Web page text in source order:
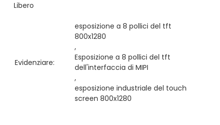
Libero
Evidenziare:
esposizione a 8 pollici del tft
800x1280
,
Esposizione a 8 pollici del tft
dell'interfaccia di MIPI
,
esposizione industriale del touch
screen 800x1280